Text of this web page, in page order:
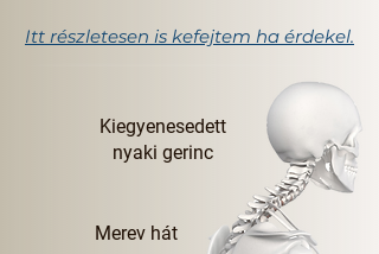
Itt részletesen is kefejtem ha érdekel.
Kiegyenesedett
nyaki gerinc
Merev hát